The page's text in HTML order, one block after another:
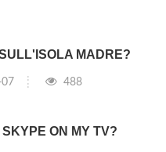
MADRE?
488
ON MY TV?